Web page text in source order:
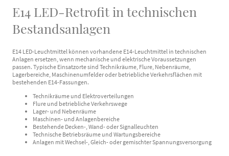
E14 LED-Retrofit in technischen
Bestandsanlagen
E14 LED-Leuchtmittel können vorhandene E14-Leuchtmittel in technischen
Anlagen ersetzen, wenn mechanische und elektrische Voraussetzungen
passen. Typische Einsatzorte sind Technikräume, Flure, Nebenräume,
Lagerbereiche, Maschinenumfelder oder betriebliche Verkehrsflächen mit
bestehenden E14-Fassungen.
Technikräume und Elektroverteilungen
Flure und betriebliche Verkehrswege
Lager- und Nebenräume
Maschinen- und Anlagenbereiche
Bestehende Decken-, Wand- oder Signalleuchten
Technische Betriebsräume und Wartungsbereiche
Anlagen mit Wechsel-, Gleich- oder gemischter Spannungsversorgung